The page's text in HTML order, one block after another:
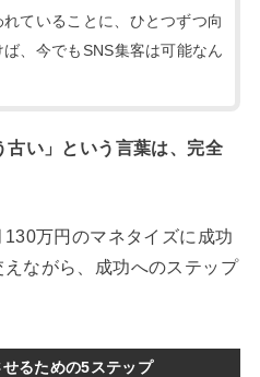
れていることに、ひとつずつ向
ば、今でもSNS集客は可能なん
古い」という言葉は、完全
万円のマネタイズに成功
ながら、成功へのステップ
るための5ステップ